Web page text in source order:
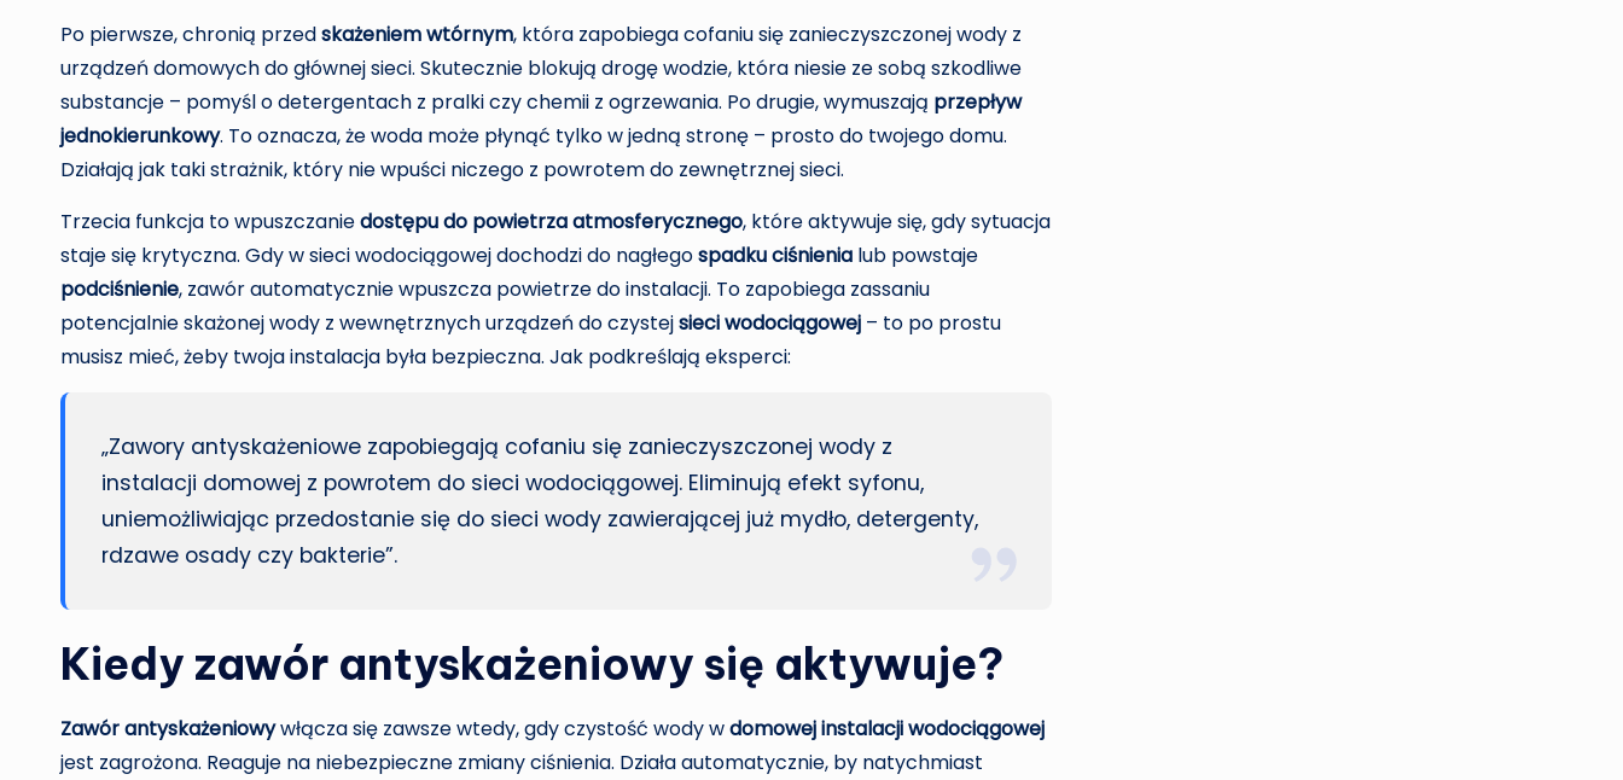
Po pierwsze, chronią przedskażeniem wtórnym, która zapobiega cofaniu się zanieczyszczonej wody z
urządzeń domowych do głównej sieci. Skutecznie blokują drogę wodzie, która niesie ze sobą szkodliwe
substancje – pomyśl o detergentach z pralki czy chemii z ogrzewania. Po drugie, wymuszają przepływ
jednokierunkowy. To oznacza, że woda może płynąć tylko w jedną stronę – prosto do twojego domu.
Działają jak taki strażnik, który nie wpuści niczego z powrotem do zewnętrznej sieci.
Trzecia funkcja to wpuszczaniedostępu do powietrza atmosferycznego, które aktywuje się, gdy sytuacja
staje się krytyczna. Gdy w sieci wodociągowej dochodzi do nagłegospadku ciśnienia lub powstaje
podciśnienie, zawór automatycznie wpuszcza powietrze do instalacji. To zapobiega zassaniu
potencjalnie skażonej wody z wewnętrznych urządzeń do czystejsieci wodociągowej – to po prostu
musisz mieć, żeby twoja instalacja była bezpieczna. Jak podkreślają eksperci:
„Zawory antyskażeniowe zapobiegają cofaniu się zanieczyszczonej wody z
instalacji domowej z powrotem do sieci wodociągowej. Eliminują efekt syfonu,
uniemożliwiając przedostanie się do sieci wody zawierającej już mydło, detergenty,
rdzawe osady czy bakterie”.
Kiedy zawór antyskażeniowy się aktywuje?
Zawór antyskażeniowywłącza się zawsze wtedy, gdy czystość wody wdomowej instalacji wodociągowej
jest zagrożona. Reaguje na niebezpieczne zmiany ciśnienia. Działa automatycznie, by natychmiast